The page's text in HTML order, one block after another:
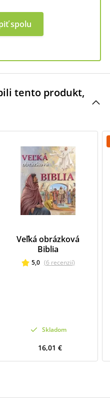
spolu
tento produkt,
Veľká obrázková
Biblia
5,0 (6 recenzií)
Skladom
16,01 €